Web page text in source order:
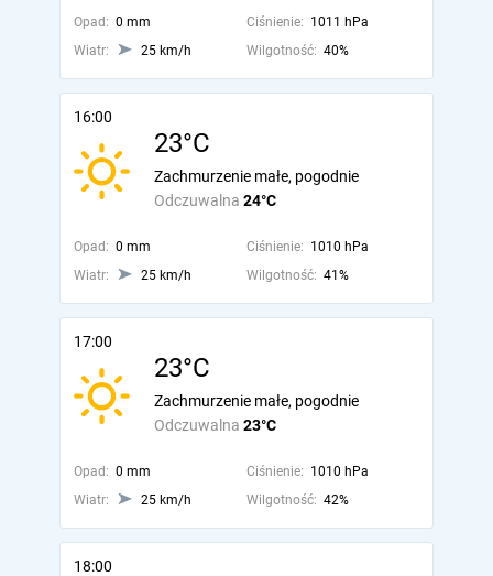
Opad: 0 mm Ciśnienie: 1011 hPa
Wiatr:
25 km/h Wilgotność: 40%
16:00
23°C
Odczuwalna 24°C
Zachmurzenie małe, pogodnie
Opad: 0 mm Ciśnienie: 1010 hPa
Wiatr:
25 km/h Wilgotność: 41%
17:00
23°C
Odczuwalna 23°C
Zachmurzenie małe, pogodnie
Opad: 0 mm Ciśnienie: 1010 hPa
Wiatr:
25 km/h Wilgotność: 42%
18:00